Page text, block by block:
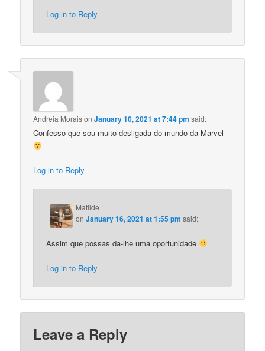
Log in to Reply
Andreia MoraisonJanuary 10, 2021 at 7:44 pm said:
Confesso que sou muito desligada do mundo da Marvel
Log in to Reply
Matilde
onJanuary 16, 2021 at 1:55 pm said:
Assim que possas da-lhe uma oportunidade
Log in to Reply
Leave a Reply